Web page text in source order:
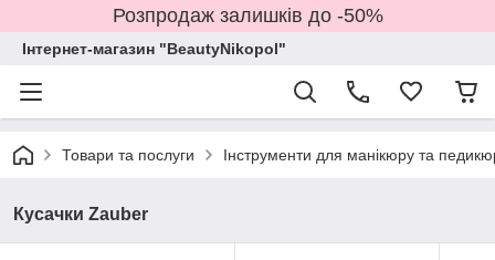
Розпродаж залишків до -50%
Інтернет-магазин "BeautyNikopol"
Товари та послуги Інструменти для манікюру та
Кусачки Zauber